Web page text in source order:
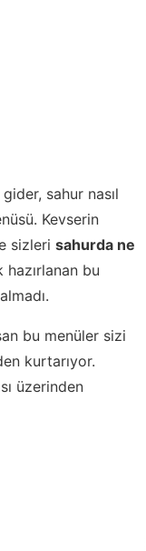
sahur nasıl
Kevserin
sizleri sahurda ne
bu
bu menüler sizi
kurtarıyor.
üzerinden